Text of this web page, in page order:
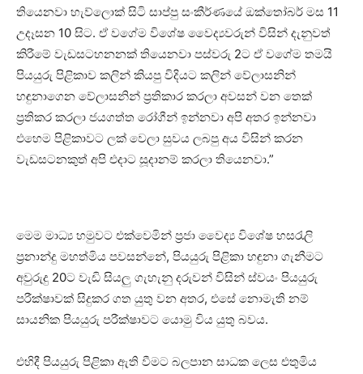
තියෙනවා හැව්ලොක් සිටි සාප්පු සංකීර්ණයේ ඔක්තෝබර් මස 11
උදෑසන 10 සිට. ඒ වගේම විශේෂ වෛද්‍යවරුන් විසින් දැනුවත්
කිරීමේ වැඩසටහනනක් තියෙනවා පස්වරු 2ට ඒ වගේම තමයි
පියයුරු පිළිකාව කලින් කියපු විදියට කලින් වේලාසනින්
හඳුනාගෙන වේලාසනින් ප්‍රතිකාර කරලා අවසන් වන තෙක්
ප්‍රතිකර කරලා ජයගත්ත රෝගීන් ඉන්නවා අපි අතර ඉන්නවා
එහෙම පිළිකාවට ලක් වෙලා සුවය ලබපු අය විසින් කරන
වැඩසටනකුත් අපි එදාට සූදානම් කරලා තියෙනවා.”
මෙම මාධ්‍ය හමුවට එක්වෙමින් ප්‍රජා වෛද්‍ය විශේෂ හසරැලි
ප්‍රනාන්දු මහත්මිය පවසන්නේ, පියයුරු පිළිකා හඳුනා ගැනීමට
අවුරුදු 20ට වැඩි සියලු ගැහැනු දරුවන් විසින් ස්වයං පියයුරු
පරීක්ෂාවක් සිදුකර ගත යුතු වන අතර, එසේ නොමැති නම්
සායනික පියයුරු පරීක්ෂාවට යොමු විය යුතු බවය.
එහිදී පියයුරු පිළිකා ඇති වීමට බලපාන සාධක ලෙස එතුමිය